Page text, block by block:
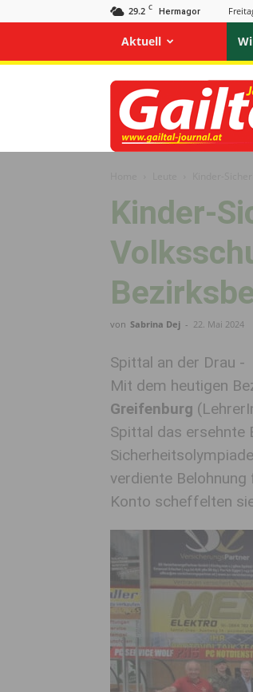
29.2 C Hermagor
Aktuell
Gailtal
Journal
Kinder-
von Sabrina Dej - 22. Mai 2024
Spittal an der Drau -
Mit dem heutigen
Greifenburg
Spittal das ersehnte
verdiente
Konto scheffelten